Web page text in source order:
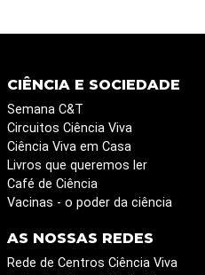
CIÊNCIA E SOCIEDADE
Semana C&T
Circuitos Ciência Viva
Ciência Viva em Casa
Livros que queremos ler
Café de Ciência
Vacinas - o poder da ciência
AS NOSSAS REDES
Rede de Centros Ciência Viva